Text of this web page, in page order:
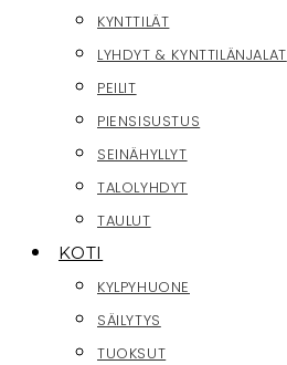
KYNTTILÄT
LYHDYT & KYNTTILÄNJALAT
PEILIT
PIENSISUSTUS
SEINÄHYLLYT
TALOLYHDYT
TAULUT
KOTI
KYLPYHUONE
SÄILYTYS
TUOKSUT